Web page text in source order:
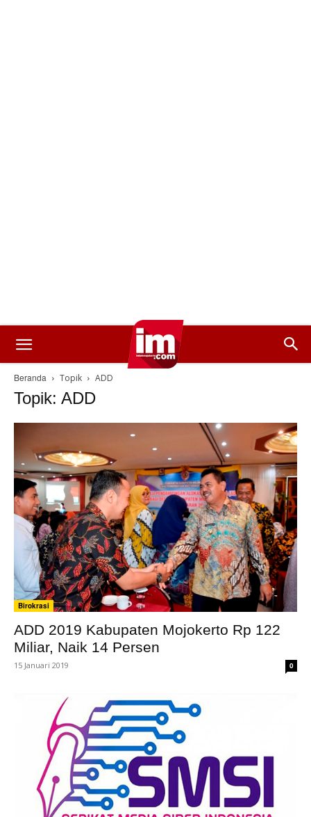
Beranda Topik ADD
Topik: ADD
Birokrasi
ADD 2019 Kabupaten Mojokerto Rp 122
Miliar, Naik 14 Persen
15 Januari 2019 0